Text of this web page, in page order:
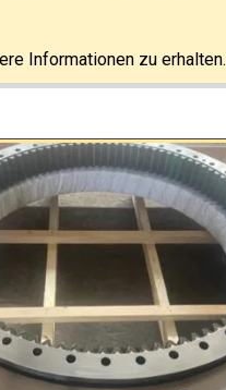
Informationen zu erhalten.